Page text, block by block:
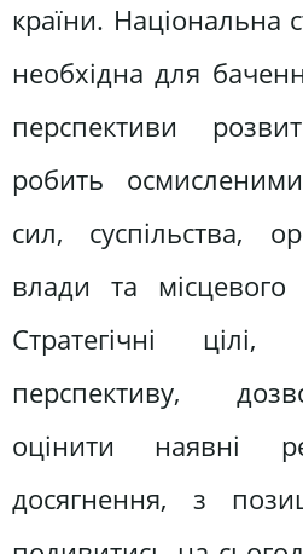
країни. Національна
необхідна для
перспективи
робить
сил, суспільства,
влади та місцевого
Стратегічні
перспективу,
оцінити наявні
досягнення, з